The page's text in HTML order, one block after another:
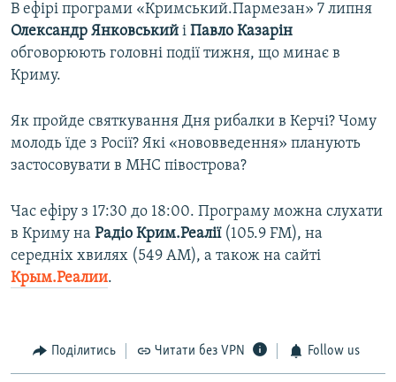
ІНФОГРАФІКА
ДОЛУЧАЙСЯ!
В ефірі програми «Кримський.Пармезан» 7 липня
Олександр Янковський і Павло Казарін
обговорюють головні події тижня, що минає в
Криму.
Як пройде святкування Дня рибалки в Керчі? Чому
молодь їде з Росії? Які «нововведення» планують
застосовувати в МНС півострова?
Час ефіру з 17:30 до 18:00. Програму можна слухати
в Криму на Радіо Крим.Реалії (105.9 FM), на
середніх хвилях (549 АМ), а також на сайті
Крым.Реалии.
Поділитись Читати без VPN Follow us